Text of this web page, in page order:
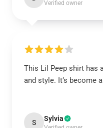
Verified owner
This Lil Peep shirt has
and style. It’s become
S Sylvia